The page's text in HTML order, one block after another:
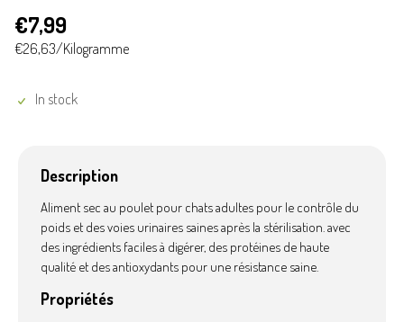
€7,99
€26,63/Kilogramme
In stock
Description
Aliment sec au poulet pour chats adultes pour le contrôle du
poids et des voies urinaires saines après la stérilisation. avec
des ingrédients faciles à digérer, des protéines de haute
qualité et des antioxydants pour une résistance saine.
Propriétés